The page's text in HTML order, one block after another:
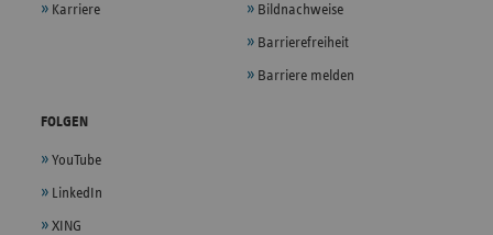
Karriere Bildnachweise
Barrierefreiheit
Barriere melden
FOLGEN
YouTube
LinkedIn
XING